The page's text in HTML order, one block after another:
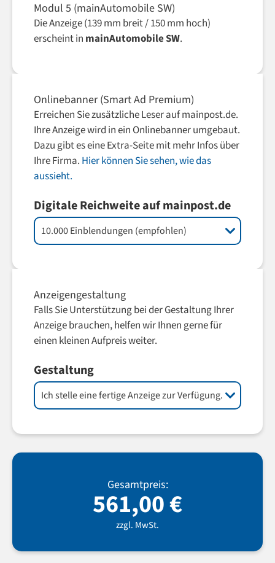
Modul 5 (mainAutomobile SW)
Die Anzeige (139 mm breit / 150 mm hoch)
erscheint in mainAutomobile SW.
Onlinebanner (Smart Ad Premium)
Erreichen Sie zusätzliche Leser auf mainpost.de.
Ihre Anzeige wird in ein Onlinebanner umgebaut.
Dazu gibt es eine Extra-Seite mit mehr Infos über
Ihre Firma. Hier können Sie sehen, wie das
aussieht.
Digitale Reichweite auf mainpost.de
Anzeigengestaltung
Falls Sie Unterstützung bei der Gestaltung Ihrer
Anzeige brauchen, helfen wir Ihnen gerne für
einen kleinen Aufpreis weiter.
Gestaltung
Gesamtpreis:
561,00€
zzgl. MwSt.